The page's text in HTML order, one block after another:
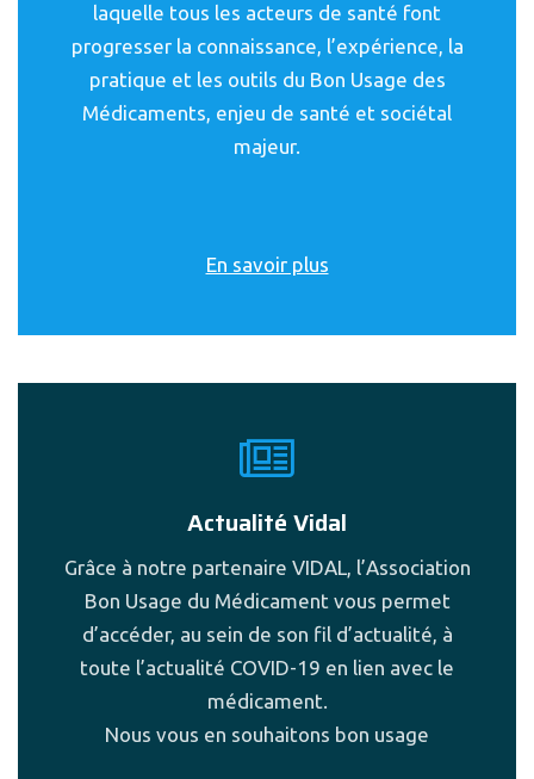
laquelle tous les acteurs de santé font
progresser la connaissance, l’expérience, la
pratique et les outils du Bon Usage des
Médicaments, enjeu de santé et sociétal
majeur.
En savoir plus
Actualité Vidal
Grâce à notre partenaire VIDAL, l’Association
Bon Usage du Médicament vous permet
d’accéder, au sein de son fil d’actualité, à
toute l’actualité COVID-19 en lien avec le
médicament.
Nous vous en souhaitons bon usage